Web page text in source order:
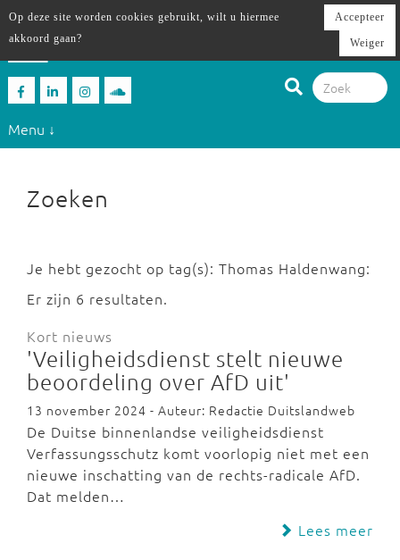
Menu ↓
Zoeken
Je hebt gezocht op tag(s): Thomas Haldenwang:
Er zijn 6 resultaten.
Kort nieuws
'Veiligheidsdienst stelt nieuwe
beoordeling over AfD uit'
13 november 2024 - Auteur: Redactie Duitslandweb
De Duitse binnenlandse veiligheidsdienst
Verfassungsschutz komt voorlopig niet met een
nieuwe inschatting van de rechts-radicale AfD.
Dat melden…
Lees meer
Op deze site worden cookies gebruikt, wilt u hiermee
akkoord gaan?
Accepteer
Weiger